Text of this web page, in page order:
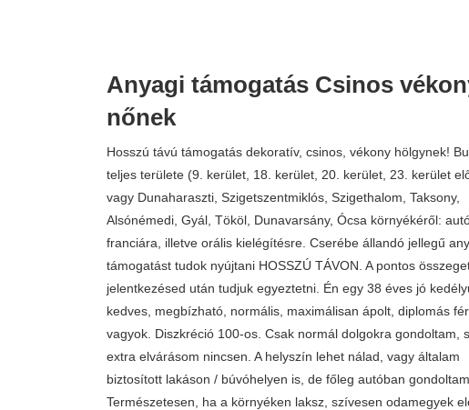
Anyagi támogatás Csinos
nőnek
Hosszú távú támogatás dekoratív, csinos, vékony hölgynek!
teljes területe (9. kerület, 18. kerület, 20. kerület, 23. kerület
vagy Dunaharaszti, Szigetszentmiklós, Szigethalom, Taksony,
Alsónémedi, Gyál, Tököl, Dunavarsány, Ócsa környékéről:
franciára, illetve orális kielégítésre. Cserébe állandó jellegű
támogatást tudok nyújtani HOSSZÚ TÁVON. A pontos
jelentkezésed után tudjuk egyeztetni. Én egy 38 éves jó
kedves, megbízható, normális, maximálisan ápolt, diplomás
vagyok. Diszkréció 100-os. Csak normál dolgokra gondoltam,
extra elvárásom nincsen. A helyszín lehet nálad, vagy általam
biztosított lakáson / búvóhelyen is, de főleg autóban gondoltam.
Természetesen, ha a környéken laksz, szívesen odamegyek